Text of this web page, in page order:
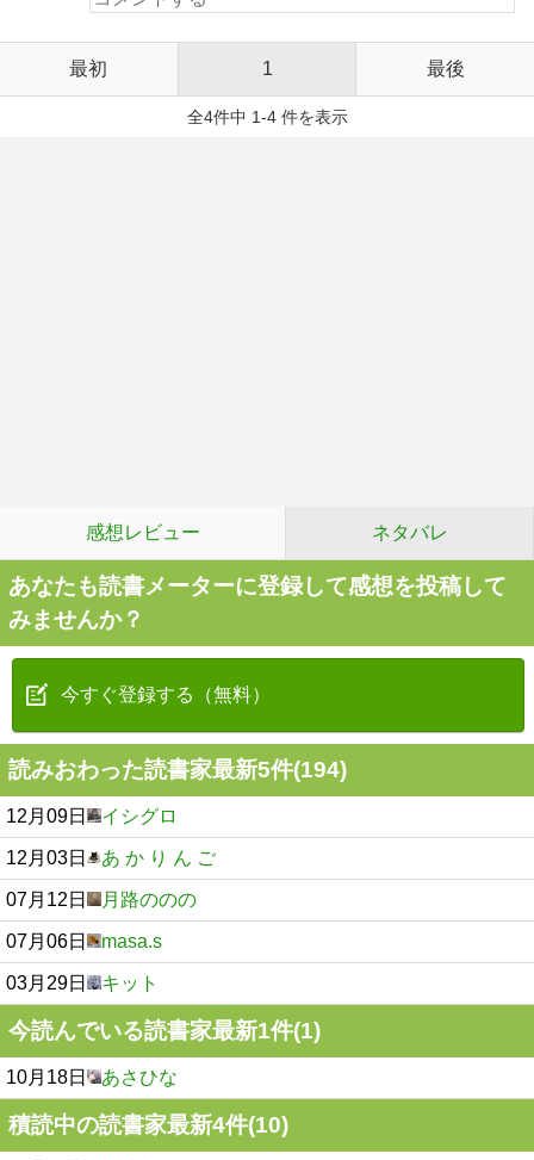
最初 1 最後
全4件中 1-4 件を表示
感想レビュー ネタバレ
あなたも読書メーターに登録して感想を投稿して
みませんか？
今すぐ登録する（無料）
読みおわった読書家最新5件(194)
12月09日 イシグロ
12月03日 あ か り ん ご
07月12日 月路ののの
07月06日 masa.s
03月29日 キット
今読んでいる読書家最新1件(1)
10月18日 あさひな
積読中の読書家最新4件(10)